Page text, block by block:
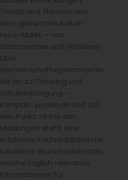
Trends und Themen aus
dem gesamten Außer-
Haus-Markt – von
Gastronomie und Hotellerie
über
Gemeinschaftsgastronomie
bis hin zu Catering und
Schulverpflegung –
kompakt, praxisnah und auf
den Punkt. Hinter den
Meldungen steht eine
erfahrene Fachredaktion mit
fundierter Branchenkenntnis,
welche täglich relevante
Informationen für